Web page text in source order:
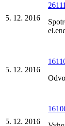
5. 12. 2016
5. 12. 2016
5. 12. 2016